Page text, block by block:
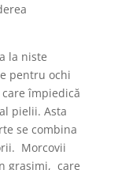
la niste
pentru ochi
împiedică
pielii. Asta
se combina
Morcovii
grasimi, care